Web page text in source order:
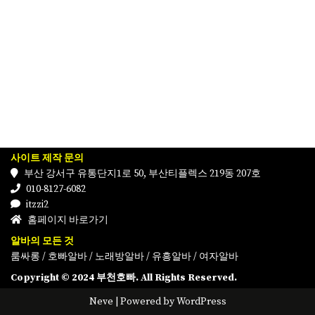
사이트 제작 문의
부산 강서구 유통단지1로 50, 부산티플렉스 219동 207호
010-8127-6082
itzzi2
홈페이지 바로가기
알바의 모든 것
룸싸롱 / 호빠알바/ 노래방알바/ 유흥알바/ 여자알바
Copyright © 2024 부천호빠. All Rights Reserved.
Neve | Powered byWordPress